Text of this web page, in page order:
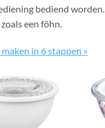
bediend
een föhn.
in 6 stappen »